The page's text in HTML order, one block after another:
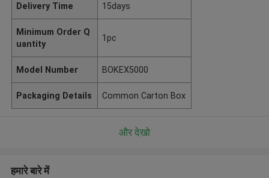
Delivery Time 15days
Minimum Order Q
uantity
1pc
Model Number BOKEX5000
Packaging Details Common Carton Box
और देखो
हमारे बारे में